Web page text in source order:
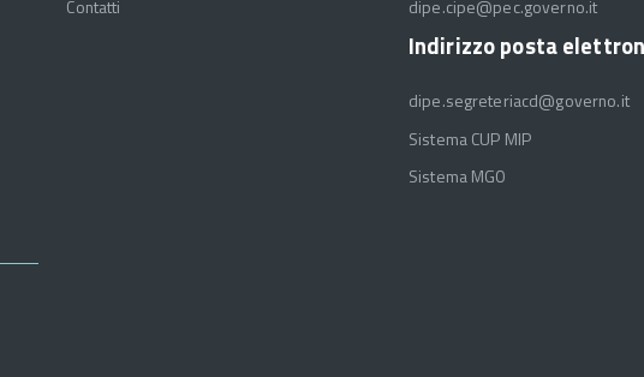
Contatti dipe.cipe@pec.governo.it
Indirizzo posta
dipe.segreteriacd@governo.it
Sistema CUP MIP
Sistema MGO